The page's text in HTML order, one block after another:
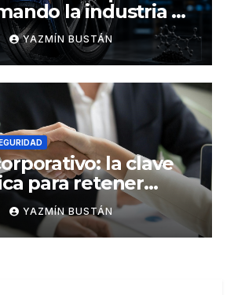
la industria de
y redefinen el
movilidad
YAZMÍN BUSTÁN
la clave
para retener
Ecuador
YAZMÍN BUSTÁN